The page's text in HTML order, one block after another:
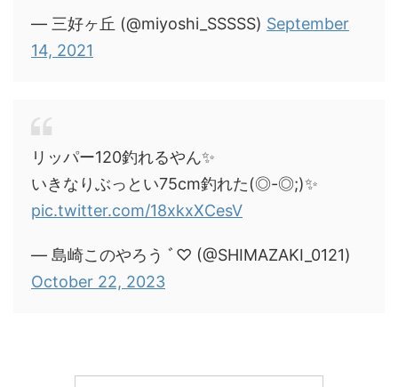
— 三好ヶ丘 (@miyoshi_SSSSS) September
14, 2021
リッパー120釣れるやん✨
いきなりぶっとい75cm釣れた(◎-◎;)✨
pic.twitter.com/18xkxXCesV
— 島崎このやろう ﾞ♡ (@SHIMAZAKI_0121)
October 22, 2023